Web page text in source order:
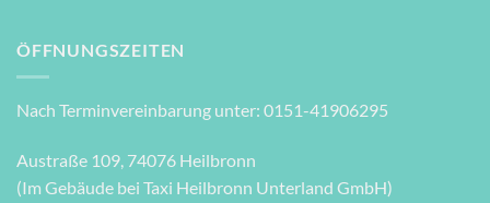
ÖFFNUNGSZEITEN
Nach Terminvereinbarung unter: 0151-41906295
Austraße 109, 74076 Heilbronn
(Im Gebäude bei Taxi Heilbronn Unterland GmbH)